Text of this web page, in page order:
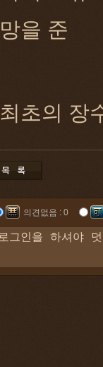
망을 준
최초의 장
의견없음 : 0